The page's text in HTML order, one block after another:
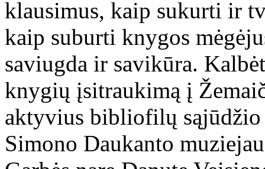
klausimus, kaip sukurti ir
kaip suburti knygos
saviugda ir savikūra.
knygių įsitraukimą į
aktyvius bibliofilų
Simono Daukanto